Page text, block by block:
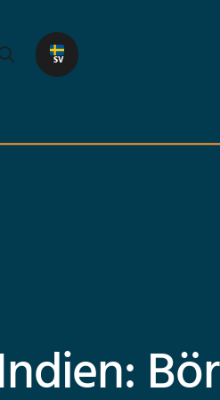
SV
Bör